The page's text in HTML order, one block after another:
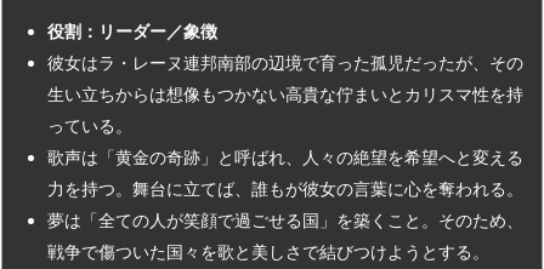
役割：リーダー／象徴
彼女はラ・レーヌ連邦南部の辺境で育った孤児だったが、その
生い立ちからは想像もつかない高貴な佇まいとカリスマ性を持
っている。
歌声は「黄金の奇跡」と呼ばれ、人々の絶望を希望へと変える
力を持つ。舞台に立てば、誰もが彼女の言葉に心を奪われる。
夢は「全ての人が笑顔で過ごせる国」を築くこと。そのため、
戦争で傷ついた国々を歌と美しさで結びつけようとする。